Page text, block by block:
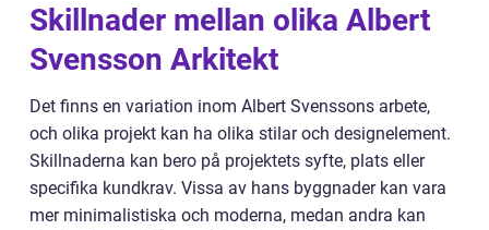
Skillnader mellan olika Albert
Svensson Arkitekt
Det finns en variation inom Albert Svenssons arbete,
och olika projekt kan ha olika stilar och designelement.
Skillnaderna kan bero på projektets syfte, plats eller
specifika kundkrav. Vissa av hans byggnader kan vara
mer minimalistiska och moderna, medan andra kan